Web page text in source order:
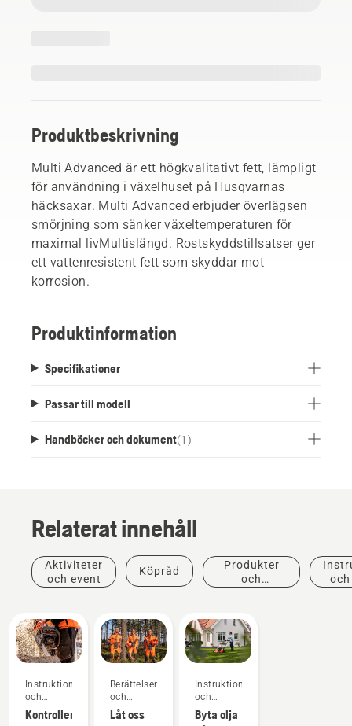
Produktbeskrivning
Multi Advanced är ett högkvalitativt fett, lämpligt
för användning i växelhuset på Husqvarnas
häcksaxar. Multi Advanced erbjuder överlägsen
smörjning som sänker växeltemperaturen för
maximal livMultislängd. Rostskyddstillsatser ger
ett vattenresistent fett som skyddar mot
korrosion.
Produktinformation
Specifikationer
Passar till modell
Handböcker och dokument(1 )
Relaterat innehåll
Aktiviteter
och event
Köpråd
Produkter
och
Instruktioner
och
guider
Kontrollera
Berättelser
och
inspiration
Låt oss
Instruktioner
och
guider
Byta olja